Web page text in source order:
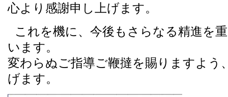
心より感謝申し上げます。
これを機に、今後もさらなる精進を
います。
変わらぬご指導ご鞭撻を賜りますよう
げます。